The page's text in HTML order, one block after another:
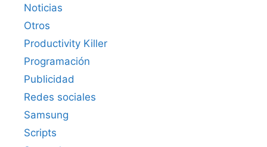
Noticias
Otros
Productivity Killer
Programación
Publicidad
Redes sociales
Samsung
Scripts